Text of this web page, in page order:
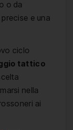
o da
e una
ciclo
tattico
nella
ai